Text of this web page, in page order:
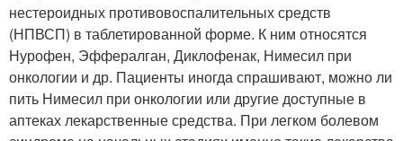
нестероидных противовоспалительных средств
(НПВСП) в таблетированной форме. К ним относятся
Нурофен, Эффералган, Диклофенак, Нимесил при
онкологии и др. Пациенты иногда спрашивают, можно ли
пить Нимесил при онкологии или другие доступные в
аптеках лекарственные средства. При легком болевом